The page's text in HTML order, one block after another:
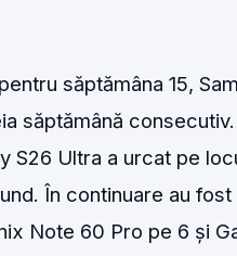
săptămâna 15,
săptămână
S26 Ultra a urcat pe
În continuare au
Note 60 Pro pe 6 și